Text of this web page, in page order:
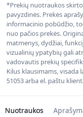
*Prekių nuotraukos
pavyzdinės. Prekės
informacinio pobūdžio,
nuo pačios prekės.
matmenys, dydžiai,
vizualinių ypatybių gali
vadovautis prekių
Kilus klausimams, visada
51053 arba el. paštu
Nuotraukos